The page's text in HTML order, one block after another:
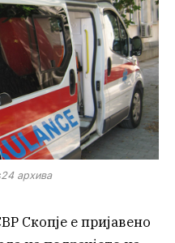
архива
Скопје е пријавено